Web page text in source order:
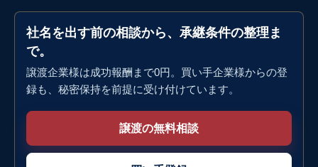
社名を出す前の相談から、承継条件の整理ま
で。
譲渡企業様は成功報酬まで0円。買い手企業様からの登
録も、秘密保持を前提に受け付けています。
譲渡の無料相談